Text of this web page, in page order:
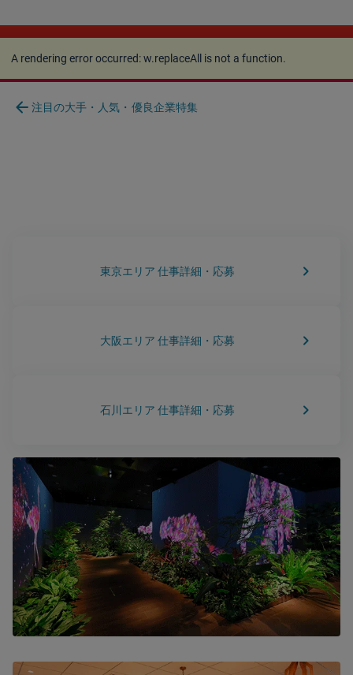
A rendering error occurred:w.replaceAll is not a
function.
A rendering error occurred:w.replaceAll is not a function.
arrow_back 注目の大手・人気・優良企業特集
東京エリア 仕事詳細・応募 keyboard_arrow_right
大阪エリア 仕事詳細・応募 keyboard_arrow_right
石川エリア 仕事詳細・応募 keyboard_arrow_right